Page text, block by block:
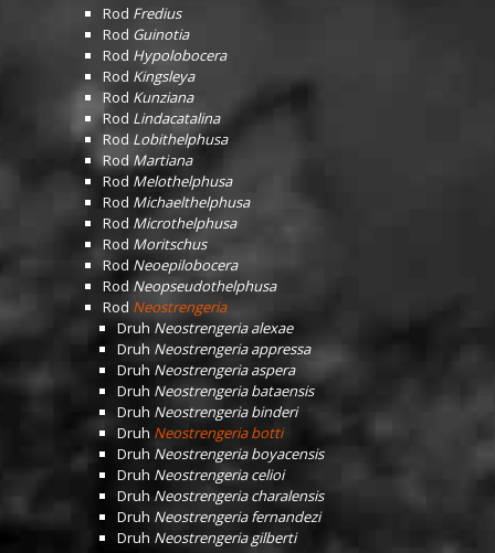
Rod Fredius
Rod Guinotia
Rod Hypolobocera
Rod Kingsleya
Rod Kunziana
Rod Lindacatalina
Rod Lobithelphusa
Rod Martiana
Rod Melothelphusa
Rod Michaelthelphusa
Rod Microthelphusa
Rod Moritschus
Rod Neoepilobocera
Rod Neopseudothelphusa
Rod Neostrengeria
Druh Neostrengeria alexae
Druh Neostrengeria appressa
Druh Neostrengeria aspera
Druh Neostrengeria bataensis
Druh Neostrengeria binderi
Druh Neostrengeria botti
Druh Neostrengeria boyacensis
Druh Neostrengeria celioi
Druh Neostrengeria charalensis
Druh Neostrengeria fernandezi
Druh Neostrengeria gilberti